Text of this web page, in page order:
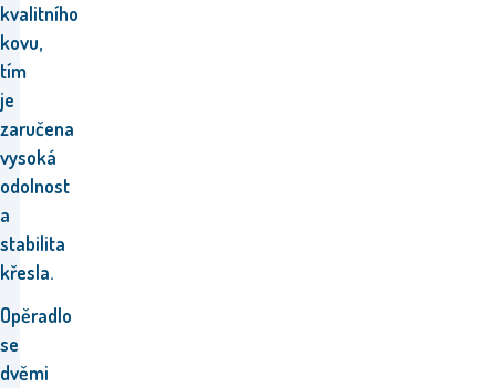
kvalitního
kovu,
tím
je
zaručena
vysoká
odolnost
a
stabilita
křesla.
Opěradlo
se
dvěmi